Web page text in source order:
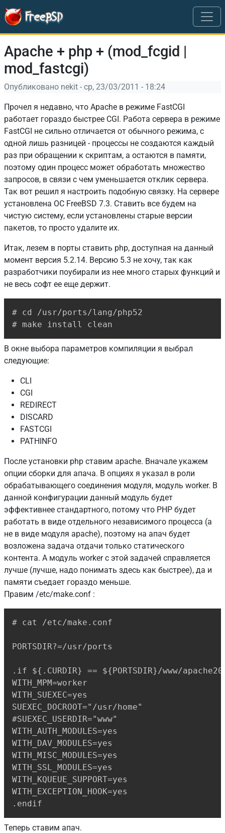
Apache + php + (mod_fcgid |
mod_fastcgi)
Опубликовано nekit - ср, 23/03/2011 - 18:24
Прочел я недавно, что Apache в режиме FastCGI
работает гораздо быстрее CGI. Работа сервера в режиме
FastCGI не сильно отличается от обычного режима, с
одной лишь разницей - процессы не создаются каждый
раз при обращении к скриптам, а остаются в памяти,
поэтому один процесс может обработать множество
запросов, в связи с чем уменьшается отклик сервера.
Так вот решил я настроить подобную связку. На сервере
установлена ОС FreeBSD 7.3. Ставить все будем на
чистую систему, если установлены старые версии
пакетов, то просто удалите их.
Итак, лезем в порты ставить php, доступная на данный
момент версия 5.2.14. Версию 5.3 не хочу, так как
разработчики поубирали из нее много старых функций и
не весь софт ее еще держит.
# cd /usr/ports/lang/php52
# make install clean
В окне выбора параметров компиляции я выбрал
следующие:
CLI
CGI
REDIRECT
DISCARD
FASTCGI
PATHINFO
После установки php ставим apache. Вначале укажем
опции сборки для апача. В опциях я указал в роли
обрабатывающего соединения модуля, модуль worker. В
данной конфигурации данный модуль будет
эффективнее стандартного, потому что PHP будет
работать в виде отдельного независимого процесса (а
не в виде модуля apache), поэтому на апач будет
возложена задача отдачи только статического
контента. А модуль worker с этой задачей справляется
лучше (лучше, надо понимать здесь как быстрее), да и
памяти съедает гораздо меньше.
Правим /etc/make.conf :
# cat /etc/make.conf
PORTSDIR?=/usr/ports
.if ${.CURDIR} == ${PORTSDIR}/www/apache20
WITH_MPM=worker
WITH_SUEXEC=yes
SUEXEC_DOCROOT="/usr/home"
#SUEXEC_USERDIR="www"
WITH_AUTH_MODULES=yes
WITH_DAV_MODULES=yes
WITH_MISC_MODULES=yes
WITH_SSL_MODULES=yes
WITH_KQUEUE_SUPPORT=yes
WITH_EXCEPTION_HOOK=yes
.endif
Теперь ставим апач.